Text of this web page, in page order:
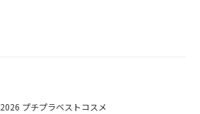
2026 プチプラベストコスメ